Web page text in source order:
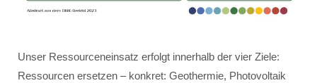
Unser Ressourceneinsatz erfolgt innerhalb der vier Ziele:
Ressourcen ersetzen – konkret: Geothermie, Photovoltaik